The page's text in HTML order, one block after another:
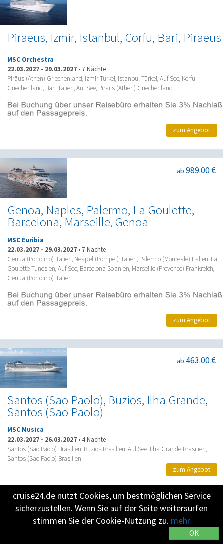
Piraeus, Izmir, Istanbul, Corfu, Bari, Piraeus
MSC Orchestra
22.03.2027 - 29.03.2027 • 7 Nächte
Piräus (Athen) Griechenland, Izmir Türkei, Istanbul Türkei, Auf See, Korfu
Griechenland, Bari Italien, Auf See, Piräus (Athen) Griechenland
zum Angebot
Genoa, Naples, Palermo, La Goulette,
Barcelona, Marseille, Genoa
ab 989.00 €
MSC Euribia
22.03.2027 - 29.03.2027 • 7 Nächte
Genua (Portofino) Italien, Neapel (Pompei) Italien, Palermo (Monreale) Italien, La
Goulette Tunesien, Auf See, Barcelona Spanien, Marseille (Provence) Frankreich,
Genua (Portofino) Italien
zum Angebot
Santos (Sao Paolo), Buzios, Ilha Grande,
Santos (Sao Paolo)
ab 463.00 €
MSC Musica
22.03.2027 - 26.03.2027 •4 Nächte
Santos (Sao Paolo) Brasilien, Buzios Brasilien, Auf See, Ilha Grande Brasilien,
Santos (Sao Paolo) Brasilien
zum Angebot
ab1109.00 €
cruise24.de nutzt Cookies, um bestmöglichen Service
sicherzustellen. Wenn Sie auf der Seite weitersurfen
stimmen Sie der Cookie-Nutzung zu. mehr
OK